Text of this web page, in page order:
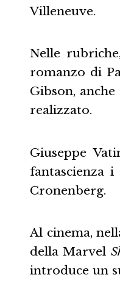
Villeneuve.
Nelle
romanzo di
Gibson,
realizzato.
Giuseppe
fantascienza
Cronenberg.
Al cinema,
della Marvel
introduce un